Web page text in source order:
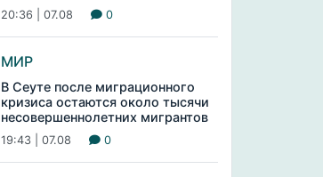
20:36 | 07.08 0
МИР
В Сеуте после миграционного
кризиса остаются около тысячи
несовершеннолетних мигрантов
19:43 | 07.08 0